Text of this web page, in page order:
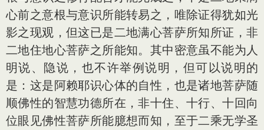
心前之意根与意识所能转易之，唯除证得犹如光
影之现观，但这已是二地满心菩萨所知所证，非
二地住地心菩萨之所能知。其中密意虽不能为人
明说、隐说，也不许举例说明，但可以说明的
是：这是阿赖耶识心体的自性，也是诸地菩萨随
顺佛性的智慧功德所在，非十住、十行、十回向
位眼见佛性菩萨所能臆想而知，至于二乘无学圣